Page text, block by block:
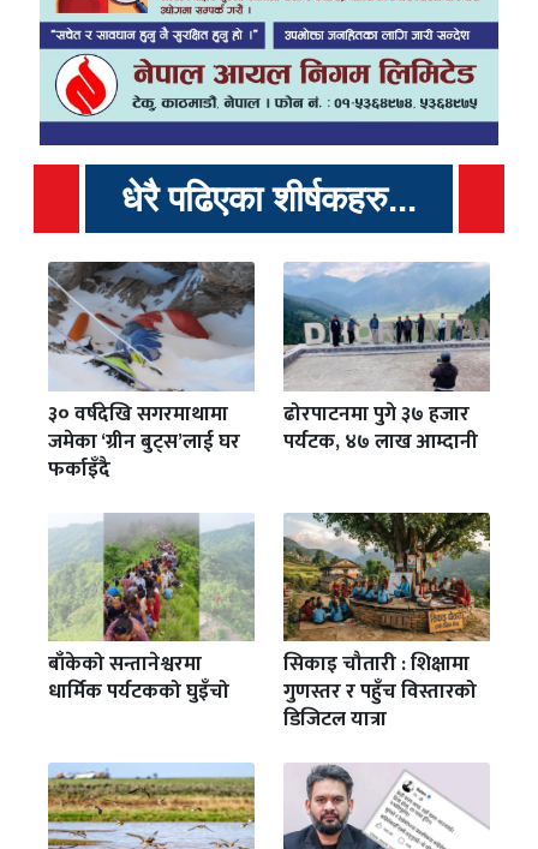
धेरै पढिएका शीर्षकहरु...
३० वर्षदेखि सगरमाथामा
जमेका ‘ग्रीन बुट्स’लाई घर
फर्काइँदै
ढोरपाटनमा पुगे ३७ हजार
पर्यटक, ४७ लाख आम्दानी
बाँकेको सन्तानेश्वरमा
धार्मिक पर्यटकको घुइँचो
सिकाइ चौतारी : शिक्षामा
गुणस्तर र पहुँच विस्तारको
डिजिटल यात्रा